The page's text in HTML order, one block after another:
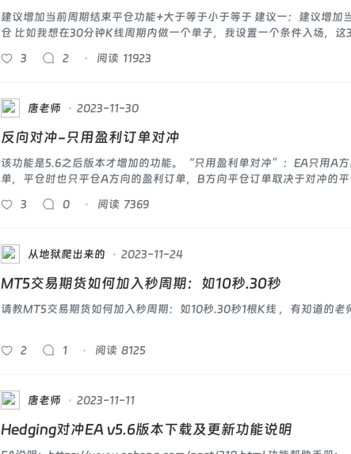
建议增加当前周期结束平仓功能+大于等于小于等于 建议一：建议增加
仓 比如我想在30分钟K线周期内做一个单子，我设置一个条件入场，这
3 2 阅读 11923
唐老师 2023-11-30
反向对冲-只用盈利订单对冲
该功能是5.6之后版本才增加的功能。“只用盈利单对冲”：EA只用A
单，平仓时也只平仓A方向的盈利订单，B方向平仓订单取决于对冲的
3 0 阅读 7369
从地狱爬出来的 2023-11-24
MT5交易期货如何加入秒周期：如10秒.30秒
请教MT5交易期货如何加入秒周期：如10秒.30秒1根K线 ，有知道的老
2 1 阅读 8125
唐老师 2023-11-11
Hedging对冲EA v5.6版本下载及更新功能说明